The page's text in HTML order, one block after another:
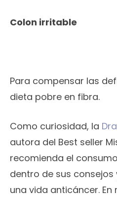
Colon irritable
Para compensar las
dieta pobre en fibra.
Como curiosidad, la
autora del Best seller
recomienda el
dentro de sus
una vida anticáncer. En